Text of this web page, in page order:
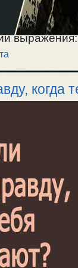
выражения:
когда